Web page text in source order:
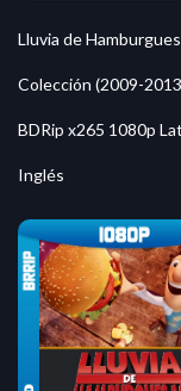
Lluvia de
Colección (2009-
BDRip x265 1080p
Inglés